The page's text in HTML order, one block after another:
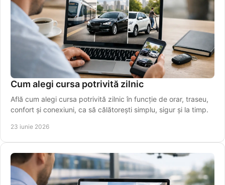
Cum alegi cursa potrivită zilnic
Află cum alegi cursa potrivită zilnic în funcție de orar, traseu,
confort și conexiuni, ca să călătorești simplu, sigur și la timp.
23 iunie 2026